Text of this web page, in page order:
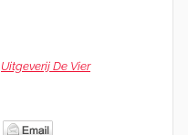
Uitgeverij De Vier